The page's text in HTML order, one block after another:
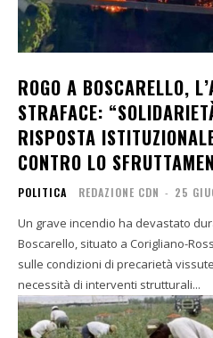
ROGO A BOSCARELLO,
STRAFACE:
RISPOSTA
CONTRO LO
POLITICA REDAZIONE CDN - 25
Un grave incendio ha devastato
Boscarello, situato a Corigliano-
sulle condizioni di precarietà
necessità di interventi strutturali...